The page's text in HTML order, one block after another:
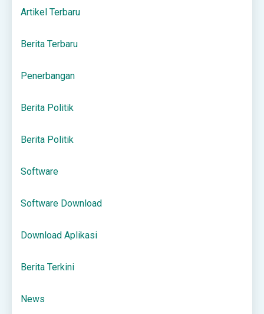
Artikel Terbaru
Berita Terbaru
Penerbangan
Berita Politik
Berita Politik
Software
Software Download
Download Aplikasi
Berita Terkini
News